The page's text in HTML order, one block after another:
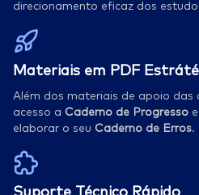
direcionamento eficaz dos
Materiais em PDF
Além dos materiais de apoio das
acesso a Caderno de Progresso
elaborar o seu Caderno de Erros.